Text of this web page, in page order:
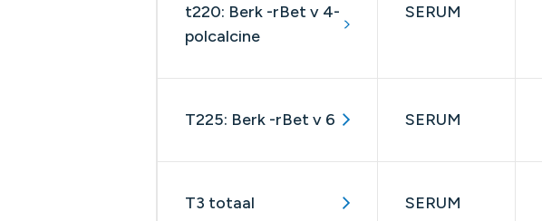
t220: Berk -rBet v 4-
polcalcine
SERUM
T225: Berk -rBet v 6 SERUM
T3 totaal SERUM